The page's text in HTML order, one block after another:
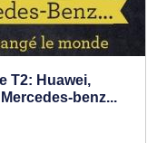
T2: Huawei,
benz...